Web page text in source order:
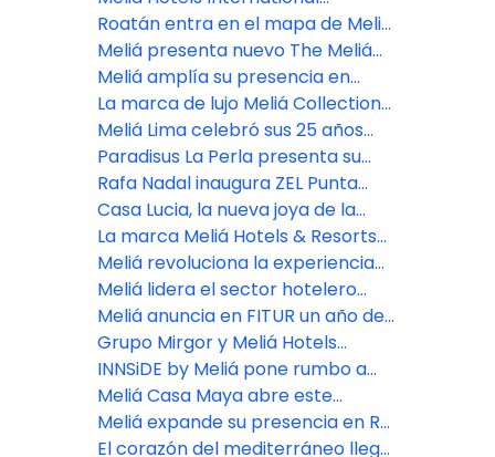
desembarca en Cusco con su
primer hotel en la capital histórica
del Imperio Inca
Roatán entra en el mapa de Meliá
como nuevo destino de ensueño
en el caribe hondureño
Meliá presenta nuevo The Meliá
Collection en la Patagonia
Argentina.
Meliá amplía su presencia en
Argentina con un nuevo hotel en
Salta
La marca de lujo Meliá Collection
debutará en Perú con un nuevo
hotel boutique en el centro
histórico de Lima
Meliá Lima celebró sus 25 años
reconociendo a su mayor tesoro:
su gente
Paradisus La Perla presenta su
exclusivo concepto FACE SPAce
Rafa Nadal inaugura ZEL Punta
Cana
Casa Lucia, la nueva joya de la
marca The Meliá Collection que
unirá arte y hospitalidad en
Buenos Aires
La marca Meliá Hotels & Resorts
llegará a Venecia en 2025
Meliá revoluciona la experiencia
integral del cliente con su nueva
app
Meliá lidera el sector hotelero
mundial en sostenibilidad, según
S&P Global
Meliá anuncia en FITUR un año de
intensa expansión geográfica y
consolidación de su apuesta por
los segmentos Premium y de Lujo
Grupo Mirgor y Meliá Hotels
International desarrollarán un
hotel de lujo en Ushuaia
INNSiDE by Meliá pone rumbo a
Argentina y consolida su
expansión en América Latina
Meliá Casa Maya abre este
diciembre 2024
Meliá expande su presencia en RD
con INNSiDE by Meliá
El corazón del mediterráneo llega